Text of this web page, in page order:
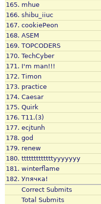
165. mhue
166. shibu_iiuc
167. cookiePeon
168. ASEM
169. TOPCODERS
170. TechCyber
171. I'm man!!!
172. Timon
173. practice
174. Caesar
175. Quirk
176. T11.(3)
177. ecjtunh
178. god
179. renew
180. tttttttttttttyyyyyyy
181. winterflame
182. Упячка!
Correct Submits
Total Submits